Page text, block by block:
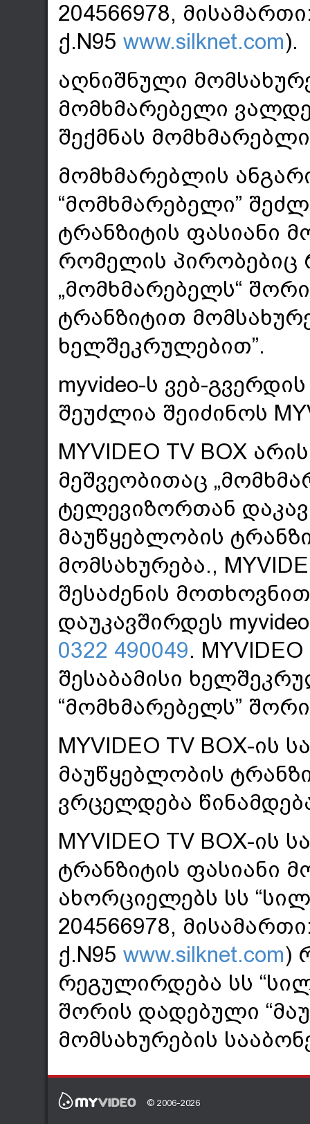
204566978,
ქ.N95 www.silknet.com).
აღნიშნული
მომხმარებელი
შექმნას
მომხმარებლის
“მომხმარებელი”
ტრანზიტის ფასიანი
რომელის პირობებიც
„მომხმარებელს“
ტრანზიტით
ხელშეკრულებით”.
myvideo-ს ვებ-
შეუძლია შეიძინოს
MYVIDEO TV BOX
მეშვეობითაც
ტელევიზორთან
მაუწყებლობის
მომსახურება.,
შესაძენის
დაუკავშირდეს
0322 490049.
შესაბამისი
“მომხმარებელს”
MYVIDEO TV BOX-ის
მაუწყებლობის
ვრცელდება
MYVIDEO TV BOX-ის
ტრანზიტის ფასიანი
ახორციელებს სს
204566978,
ქ.N95 www.silknet.com)
რეგულირდება სს
შორის დადებული
მომსახურების
© 2006-2026